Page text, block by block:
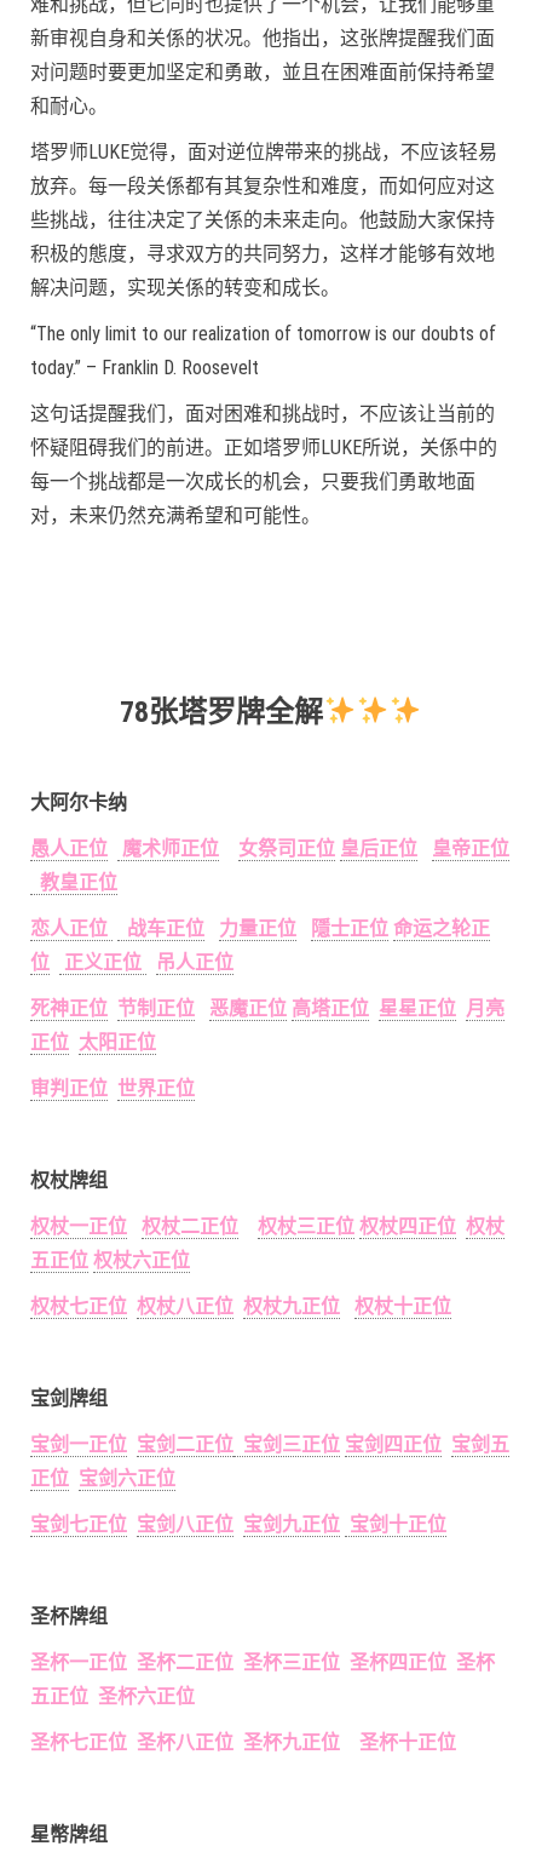
新审视自身和关係的状况。他指出，这张牌提醒我们面
对问题时要更加坚定和勇敢，並且在困难面前保持希望
和耐心。
塔罗师LUKE觉得，面对逆位牌带来的挑战，不应该轻易
放弃。每一段关係都有其复杂性和难度，而如何应对这
些挑战，往往决定了关係的未来走向。他鼓励大家保持
积极的態度，寻求双方的共同努力，这样才能够有效地
解决问题，实现关係的转变和成长。
“The only limit to our realization of tomorrow is our doubts of
today.” – Franklin D. Roosevelt
这句话提醒我们，面对困难和挑战时，不应该让当前的
怀疑阻碍我们的前进。正如塔罗师LUKE所说，关係中的
每一个挑战都是一次成长的机会，只要我们勇敢地面
对，未来仍然充满希望和可能性。
78张塔罗牌全解
大阿尔卡纳
愚人正位
魔术师正位 女祭司正位 皇后正位
皇帝正位
教皇正位
恋人正位
战车正位 力量正位 隱士正位 命运之轮正
位
正义正位
吊人正位
死神正位 节制正位 恶魔正位 高塔正位 星星正位 月亮
正位 太阳正位
审判正位 世界正位
权杖牌组
权杖一正位
权杖二正位 权杖三正位 权杖四正位 权杖
五正位 权杖六正位
权杖七正位 权杖八正位 权杖九正位 权杖十正位
宝剑牌组
宝剑一正位 宝剑二正位 宝剑三正位 宝剑四正位 宝剑五
正位 宝剑六正位
宝剑七正位 宝剑八正位 宝剑九正位 宝剑十正位
圣杯牌组
圣杯一正位 圣杯二正位 圣杯三正位 圣杯四正位 圣杯
五正位 圣杯六正位
圣杯七正位 圣杯八正位 圣杯九正位 圣杯十正位
星幣牌组